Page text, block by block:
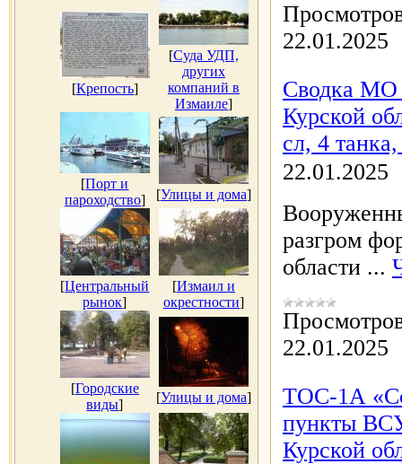
[Крепость]
[Суда УДП,
других
компаний в
Измаиле]
[Порт и
пароходство] [Улицы и дома]
[Центральный
рынок]
[Измаил и
окрестности]
[Городские
виды] [Улицы и дома]
22.01.2025
Сводка МО
Курской
сл, 4
22.01.2025
разгром
области ...
22.01.2025
ТОС-1А
пункты
Курской